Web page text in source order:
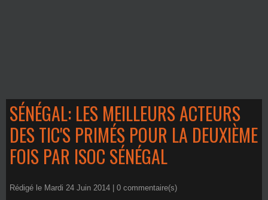
SÉNÉGAL: LES MEILLEURS ACTEURS
DES TIC'S PRIMÉS POUR LA DEUXIÈME
FOIS PAR ISOC SÉNÉGAL
Rédigé le Mardi 24 Juin 2014 | 0 commentaire(s)